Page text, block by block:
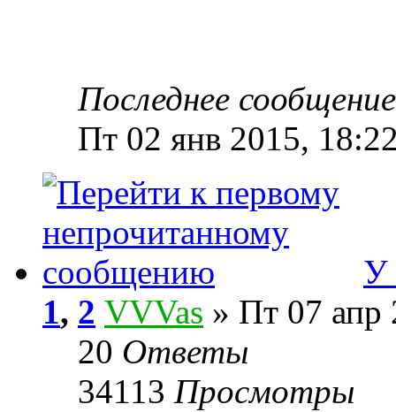
Последнее
Пт 02 янв 2015,
У
1, 2 VVVas » Пт 07 апр
20 Ответы
34113 Просмотры